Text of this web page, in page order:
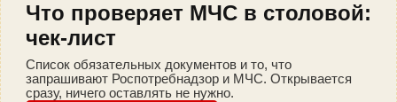
Что проверяет МЧС в столовой:
чек-лист
Список обязательных документов и то, что
запрашивают Роспотребнадзор и МЧС. Открывается
сразу, ничего оставлять не нужно.